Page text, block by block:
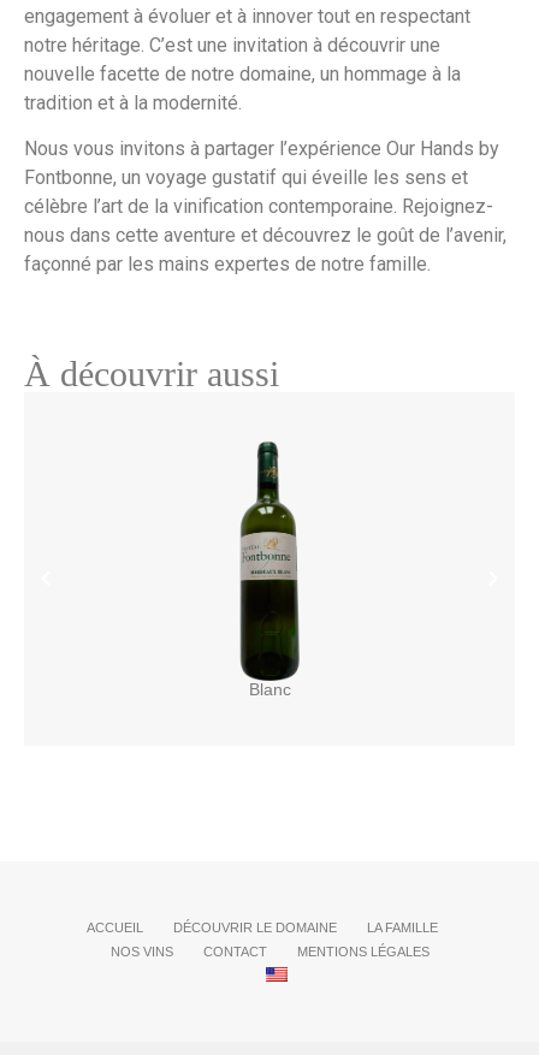
engagement à évoluer et à innover tout en respectant
notre héritage. C’est une invitation à découvrir une
nouvelle facette de notre domaine, un hommage à la
tradition et à la modernité.
Nous vous invitons à partager l’expérience Our Hands by
Fontbonne, un voyage gustatif qui éveille les sens et
célèbre l’art de la vinification contemporaine. Rejoignez-
nous dans cette aventure et découvrez le goût de l’avenir,
façonné par les mains expertes de notre famille.
À découvrir aussi
Blanc
ACCUEIL DÉCOUVRIR LE DOMAINE
LA FAMILLE
NOS VINS
CONTACT MENTIONS LÉGALES